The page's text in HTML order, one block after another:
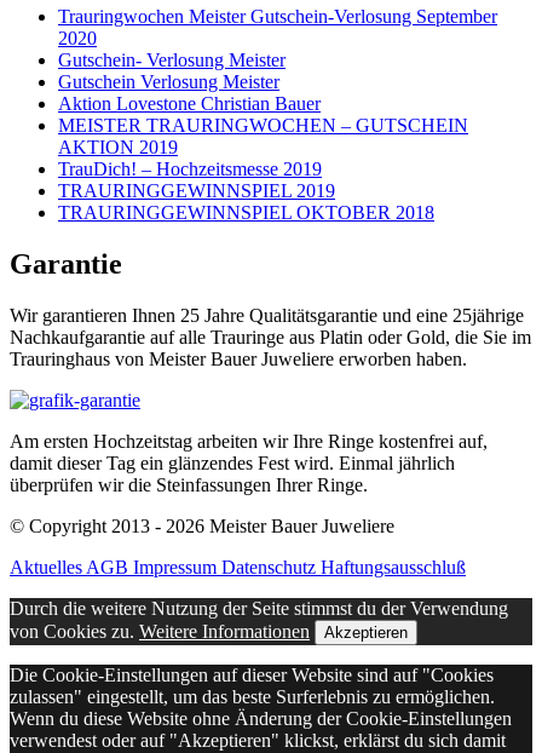
Trauringwochen Meister Gutschein-Verlosung September
2020
Gutschein- Verlosung Meister
Gutschein Verlosung Meister
Aktion Lovestone Christian Bauer
MEISTER TRAURINGWOCHEN – GUTSCHEIN
AKTION 2019
TrauDich! – Hochzeitsmesse 2019
TRAURINGGEWINNSPIEL 2019
TRAURINGGEWINNSPIEL OKTOBER 2018
Garantie
Wir garantieren Ihnen 25 Jahre Qualitätsgarantie und eine 25jährige
Nachkaufgarantie auf alle Trauringe aus Platin oder Gold, die Sie im
Trauringhaus von Meister Bauer Juweliere erworben haben.
Am ersten Hochzeitstag arbeiten wir Ihre Ringe kostenfrei auf,
damit dieser Tag ein glänzendes Fest wird. Einmal jährlich
überprüfen wir die Steinfassungen Ihrer Ringe.
© Copyright 2013 - 2026 Meister Bauer Juweliere
Aktuelles AGB Impressum Datenschutz Haftungsausschluß
Durch die weitere Nutzung der Seite stimmst du der Verwendung
von Cookies zu. Weitere Informationen Akzeptieren
Die Cookie-Einstellungen auf dieser Website sind auf "Cookies
zulassen" eingestellt, um das beste Surferlebnis zu ermöglichen.
Wenn du diese Website ohne Änderung der Cookie-Einstellungen
verwendest oder auf "Akzeptieren" klickst, erklärst du sich damit